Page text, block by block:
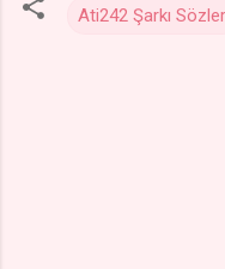
Ati242 Şarkı